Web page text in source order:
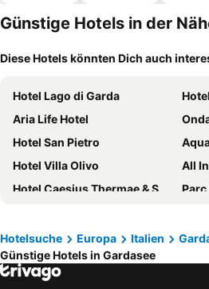
Günstige Hotels in der
Diese Hotels könnten Dich auch
Hotel Lago di Garda
Aria Life Hotel
Hotel San Pietro
Hotel Villa Olivo
All
Hotel Caesius Thermae & Spa Resort
Hotel Royal Village
Hotel Marina
Hotel Galeazzi
Hotelsuche Europa Italien
Günstige Hotels in Gardasee